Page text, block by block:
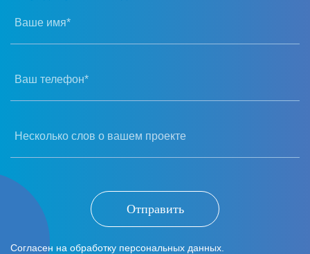
Ваше имя*
Ваш телефон*
Несколько слов о вашем проекте
Отправить
Согласен на обработку персональных данных.